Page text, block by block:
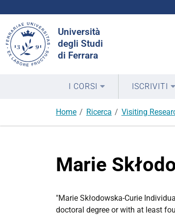
Università
degli Studi
di Ferrara
nel
sito
I CORSI ISCRIVITI
Home Ricerca Visiting
Marie
"Marie Skłodowska-Curie
doctoral degree or with at least